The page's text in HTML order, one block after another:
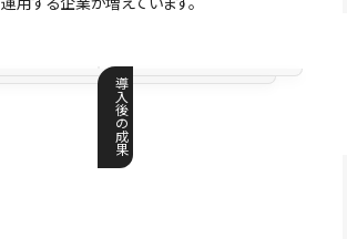
導
入
後
の
成
果